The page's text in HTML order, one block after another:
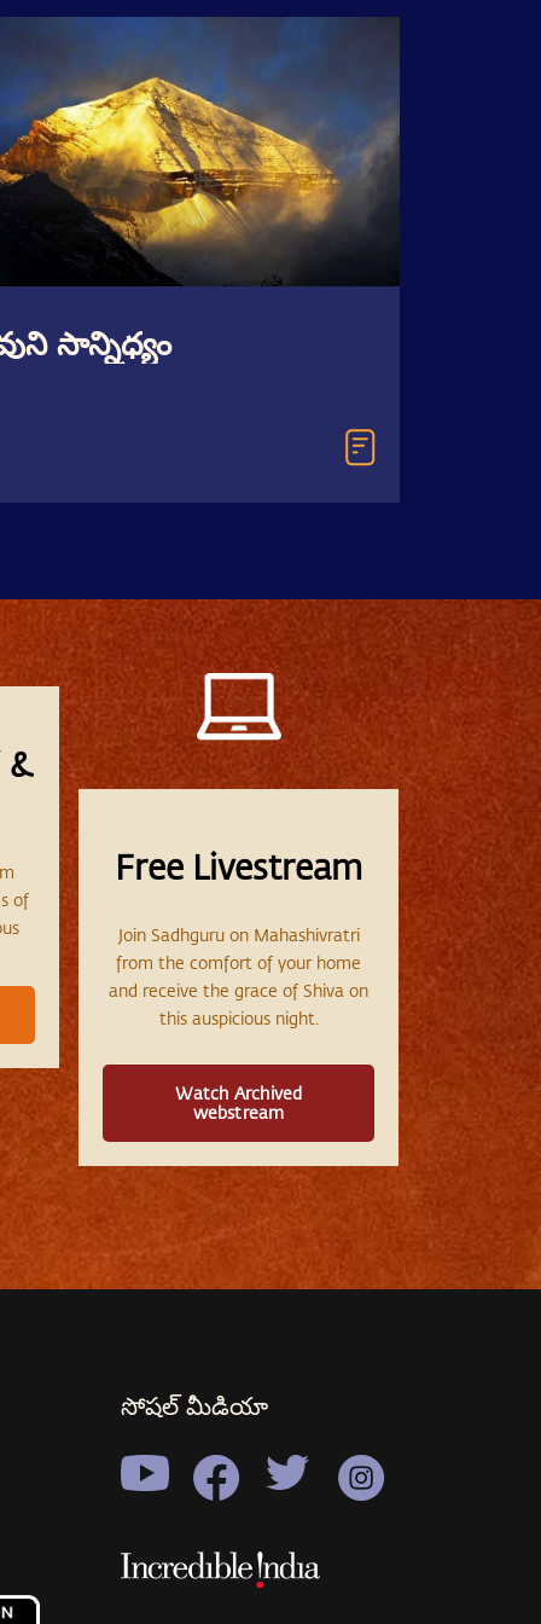
సాన్నిధ్యం
&
of
Free Livestream
Join Sadhguru on Mahashivratri
from the comfort of your home
and receive the grace of Shiva on
this auspicious night.
Watch Archived
webstream
సోషల్ మీడియా